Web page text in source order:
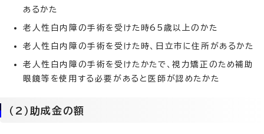
あるかた
老人性白内障の手術を受けた時65歳以上のかた
老人性白内障の手術を受けた時、日立市に住所があるかた
老人性白内障の手術を受けたかたで、視力矯正のため補助
眼鏡等を使用する必要があると医師が認めたかた
（2）助成金の額